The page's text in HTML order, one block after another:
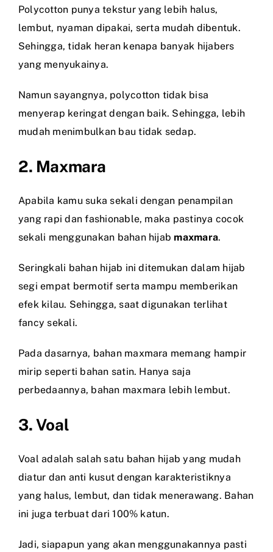
Polycotton punya tekstur yang lebih halus,
lembut, nyaman dipakai, serta mudah dibentuk.
Sehingga, tidak heran kenapa banyak hijabers
yang menyukainya.
Namun sayangnya, polycotton tidak bisa
menyerap keringat dengan baik. Sehingga, lebih
mudah menimbulkan bau tidak sedap.
2. Maxmara
Apabila kamu suka sekali dengan penampilan
yang rapi dan fashionable, maka pastinya cocok
sekali menggunakan bahan hijab maxmara.
Seringkali bahan hijab ini ditemukan dalam hijab
segi empat bermotif serta mampu memberikan
efek kilau. Sehingga, saat digunakan terlihat
fancy sekali.
Pada dasarnya, bahan maxmara memang hampir
mirip seperti bahan satin. Hanya saja
perbedaannya, bahan maxmara lebih lembut.
3. Voal
Voal adalah salah satu bahan hijab yang mudah
diatur dan anti kusut dengan karakteristiknya
yang halus, lembut, dan tidak menerawang. Bahan
ini juga terbuat dari 100% katun.
Jadi, siapapun yang akan menggunakannya pasti